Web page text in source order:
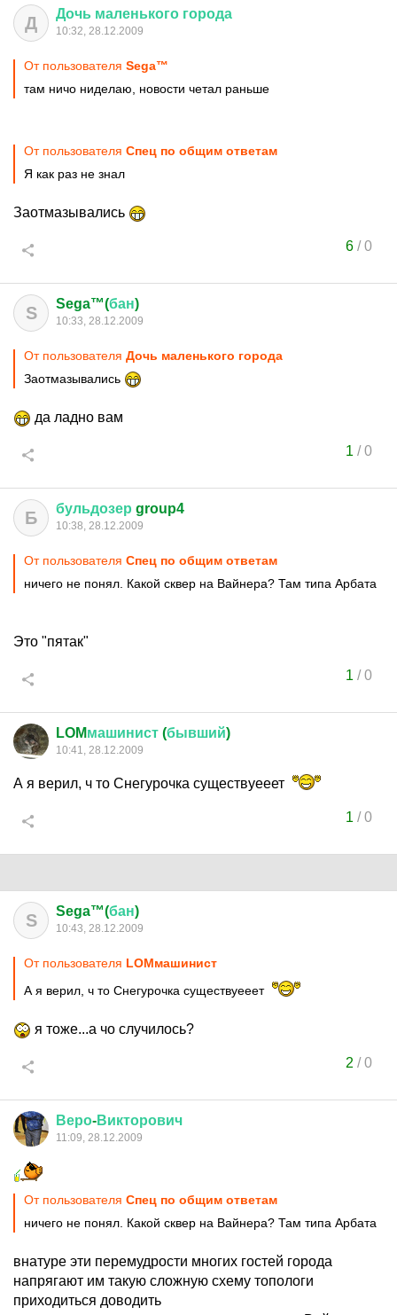
Д Дочь маленького города
10:32, 28.12.2009
От пользователя Sega™
там ничо ниделаю, новости четал раньше
От пользователя Спец по общим ответам
Я как раз не знал
Заотмазывались
6/0
S Sega™(бан)
10:33, 28.12.2009
От пользователя Дочь маленького города
Заотмазывались
да ладно вам
1 /0
Б бульдозер group4
10:38, 28.12.2009
От пользователя Спец по общим ответам
ничего не понял. Какой сквер на Вайнера? Там типа Арбата
Это "пятак"
1 /0
LOMмашинист (бывший)
10:41, 28.12.2009
А я верил, ч то Снегурочка существуееет
1 /0
S Sega™(бан)
10:43, 28.12.2009
От пользователя LOMмашинист
А я верил, ч то Снегурочка существуееет
я тоже...а чо случилось?
2 /0
Веро-Викторович
11:09, 28.12.2009
От пользователя Спец по общим ответам
ничего не понял. Какой сквер на Вайнера? Там типа Арбата
внатуре эти перемудрости многих гостей города
напрягают им такую сложную схему топологи
приходиться доводить